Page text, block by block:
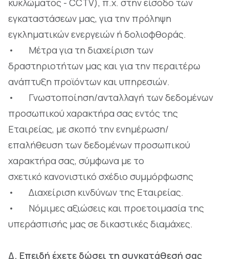
κυκλώματος - CCTV), π.χ. στην είσοδο των
εγκαταστάσεων μας, για την πρόληψη
εγκληματικών ενεργειών ή δολιοφθοράς.
• Μέτρα για τη διαχείριση των
δραστηριοτήτων μας και για την περαιτέρω
ανάπτυξη προϊόντων και υπηρεσιών.
• Γνωστοποίηση/ανταλλαγή των δεδομένων
προσωπικού χαρακτήρα σας εντός της
Εταιρείας, με σκοπό την ενημέρωση/
επαλήθευση των δεδομένων προσωπικού
χαρακτήρα σας, σύμφωνα με το
σχετικό κανονιστικό σχέδιο συμμόρφωσης
• Διαχείριση κινδύνων της Εταιρείας.
• Νόμιμες αξιώσεις και προετοιμασία της
υπεράσπισής μας σε δικαστικές διαμάχες.
Δ. Επειδή έχετε δώσει τη συγκατάθεσή σας